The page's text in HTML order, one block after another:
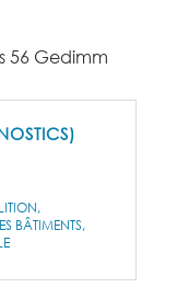
BÂTIMENTS